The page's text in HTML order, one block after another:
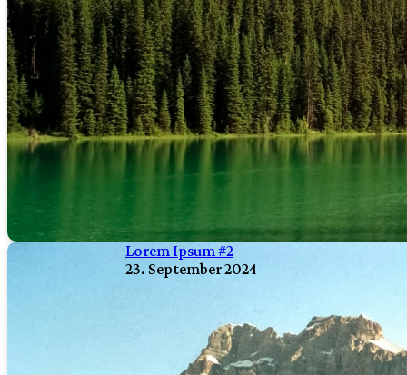
Lorem Ipsum #2
23. September 2024